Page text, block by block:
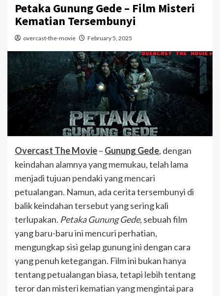
Petaka Gunung Gede – Film Misteri
Kematian Tersembunyi
overcast-the-movie February 5, 2025
Overcast The Movie– Gunung Gede, dengan
keindahan alamnya yang memukau, telah lama
menjadi tujuan pendaki yang mencari
petualangan. Namun, ada cerita tersembunyi di
balik keindahan tersebut yang sering kali
terlupakan. Petaka Gunung Gede, sebuah film
yang baru-baru ini mencuri perhatian,
mengungkap sisi gelap gunung ini dengan cara
yang penuh ketegangan. Film ini bukan hanya
tentang petualangan biasa, tetapi lebih tentang
teror dan misteri kematian yang mengintai para